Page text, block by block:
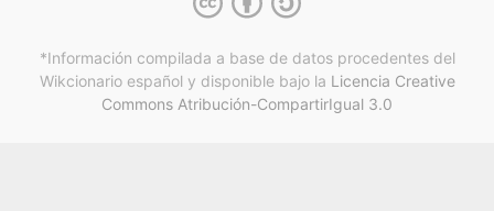
*Información compilada a base de datos procedentes del
Wikcionario español y disponible bajo la Licencia Creative
Commons Atribución-CompartirIgual 3.0